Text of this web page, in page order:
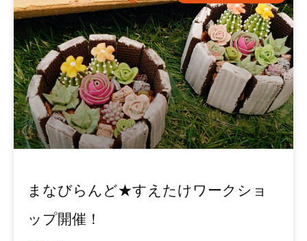
まなびらんど★すえたけワークショ
ップ開催！